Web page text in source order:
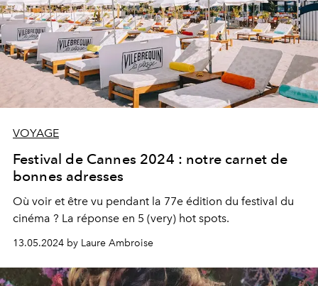
VOYAGE
Festival de Cannes 2024 : notre carnet de
bonnes adresses
Où voir et être vu pendant la 77e édition du festival du
cinéma ? La réponse en 5 (very) hot spots.
13.05.2024 by Laure Ambroise